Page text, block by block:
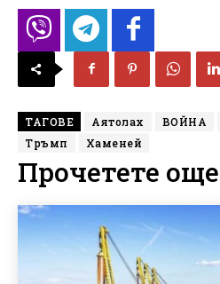
ТАГОВЕ Аятолах ВОЙНА
Тръмп
Хаменей
Прочетете още